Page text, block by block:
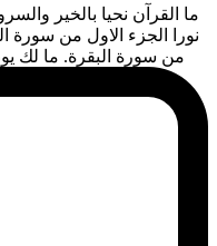
ما القرآن نحيا بالخير
نورا الجزء الاول من سورة
من سورة البقرة. ما لك